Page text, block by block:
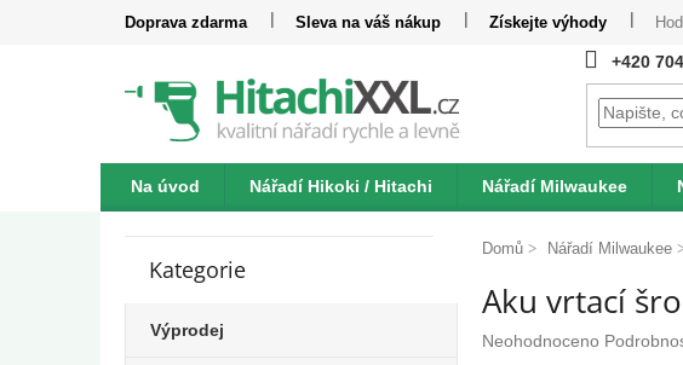
Doprava zdarma Sleva na váš nákup Získejte výhody
+420
Na úvod Nářadí Hikoki / Hitachi Nářadí Milwaukee
Katalogy Kontakt
P
Přeskočit
Kategorie
Výprodej
Domů Nářadí Milwaukee
Aku vrtací
Průměrné
Neohodnoceno